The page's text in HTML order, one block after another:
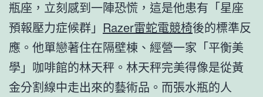
瓶座，立刻感到一陣恐慌，這是他患有「星座
預報壓力症候群」 Razer雷蛇電競椅後的標準反
應。他單戀著住在隔壁棟、經營一家「平衡美
學」咖啡館的林天秤。林天秤完美得像是從黃
金分割線中走出來的藝術品。而張水瓶的人